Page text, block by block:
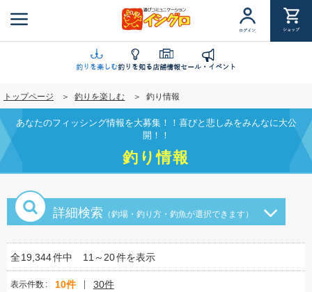
ン
に
移
動
ログイン ショップ
釣りを楽しむ釣りを知る店舗情報セール・イベント
トップページ 釣りを楽しむ 釣り情報
あなたのフィッシング情報を大募集！！喜びと悲しみをみんなに大公
開！！
釣り情報
詳細検索 （釣場・釣り方・釣魚が選択できます）
全19,344件中 11～20件を表示
表示件数 10件 30件